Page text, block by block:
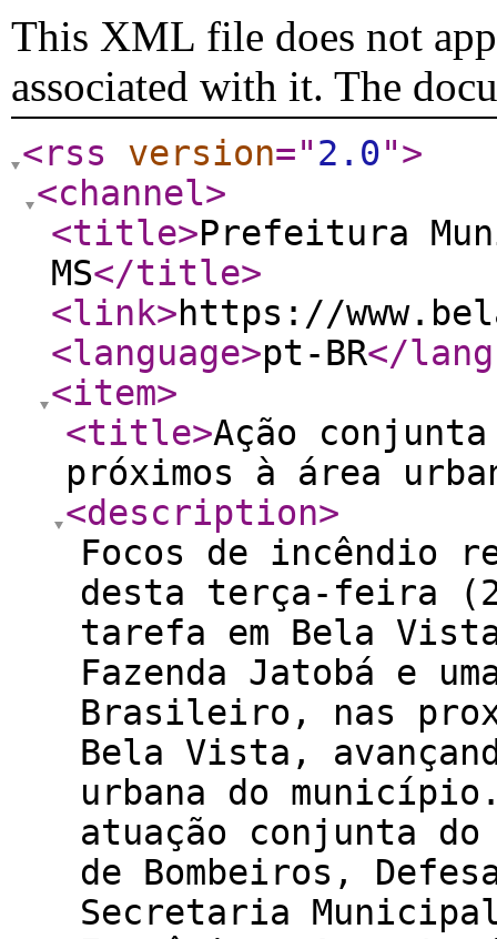
This XML file does not
associated with it. The
<rss version="2.0">
<channel>
<title>Prefeitura
MS</title>
<link>https://
<language>pt-BR</
<item>
<title>Ação
próximos à área
<description>
Focos de incêndio
desta terça-feira
tarefa em Bela
Fazenda Jatobá e
Brasileiro, nas
Bela Vista,
urbana do
atuação conjunta
de Bombeiros,
Secretaria